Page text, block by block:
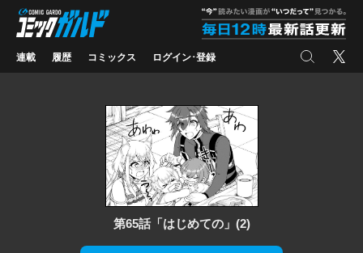
コミックガルド
連載 履歴 コミックス ログイン･登録 検索 X
第65話「はじめての」(2)